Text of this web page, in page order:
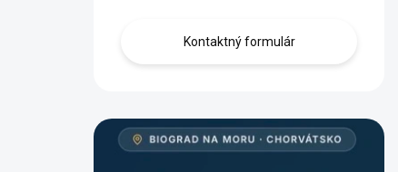
Kontaktný formulár